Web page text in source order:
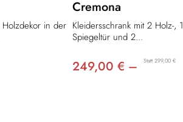
in der
Cremona
Kleidersschrank mit 2 Holz-, 1
Spiegeltür und 2...
249,00 € – Statt 299,00 €